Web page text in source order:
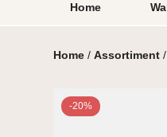
Home
Home /Assortiment
-20%